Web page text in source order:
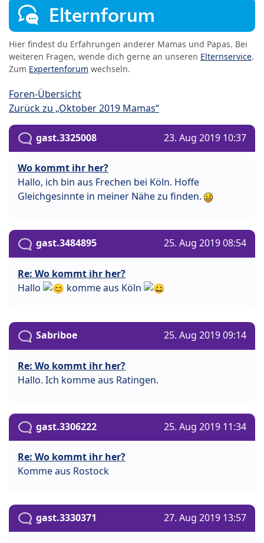
Elternforum
Hier findest du Erfahrungen anderer Mamas und Papas. Bei
weiteren Fragen, wende dich gerne an unseren Elternservice.
Zum Expertenforum wechseln.
Foren-Übersicht
Zurück zu „Oktober 2019 Mamas“
gast.3325008 23. Aug 2019 10:37
Wo kommt ihr her?
Hallo, ich bin aus Frechen bei Köln. Hoffe
Gleichgesinnte in meiner Nähe zu finden.
gast.3484895 25. Aug 2019 08:54
Re: Wo kommt ihr her?
Hallo
komme aus Köln
Sabriboe 25. Aug 2019 09:14
Re: Wo kommt ihr her?
Hallo. Ich komme aus Ratingen.
gast.3306222 25. Aug 2019 11:34
Re: Wo kommt ihr her?
Komme aus Rostock
gast.3330371 27. Aug 2019 13:57